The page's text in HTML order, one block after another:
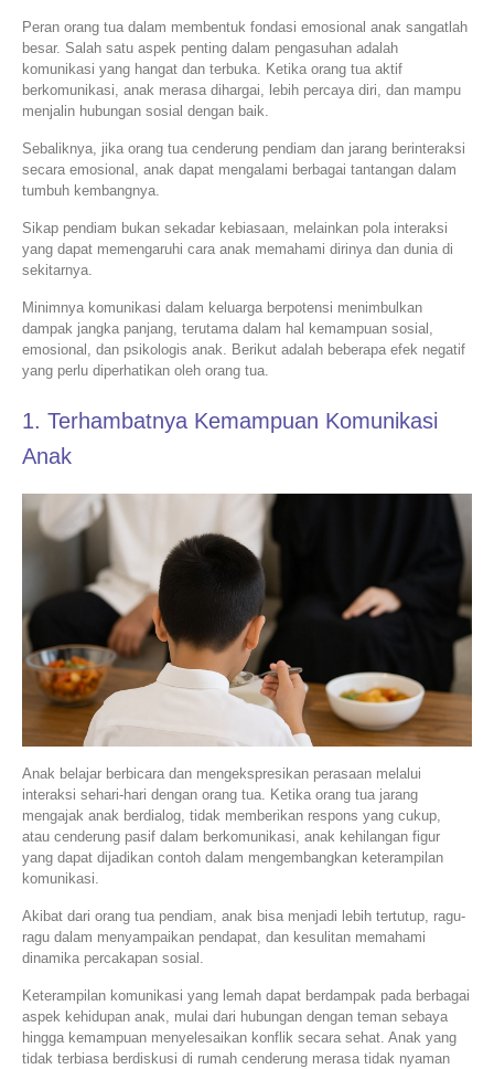
Peran orang tua dalam membentuk fondasi emosional anak sangatlah
besar. Salah satu aspek penting dalam pengasuhan adalah
komunikasi yang hangat dan terbuka. Ketika orang tua aktif
berkomunikasi, anak merasa dihargai, lebih percaya diri, dan mampu
menjalin hubungan sosial dengan baik.
Sebaliknya, jika orang tua cenderung pendiam dan jarang berinteraksi
secara emosional, anak dapat mengalami berbagai tantangan dalam
tumbuh kembangnya.
Sikap pendiam bukan sekadar kebiasaan, melainkan pola interaksi
yang dapat memengaruhi cara anak memahami dirinya dan dunia di
sekitarnya.
Minimnya komunikasi dalam keluarga berpotensi menimbulkan
dampak jangka panjang, terutama dalam hal kemampuan sosial,
emosional, dan psikologis anak. Berikut adalah beberapa efek negatif
yang perlu diperhatikan oleh orang tua.
1. Terhambatnya Kemampuan Komunikasi
Anak
Anak belajar berbicara dan mengekspresikan perasaan melalui
interaksi sehari-hari dengan orang tua. Ketika orang tua jarang
mengajak anak berdialog, tidak memberikan respons yang cukup,
atau cenderung pasif dalam berkomunikasi, anak kehilangan figur
yang dapat dijadikan contoh dalam mengembangkan keterampilan
komunikasi.
Akibat dari orang tua pendiam, anak bisa menjadi lebih tertutup, ragu-
ragu dalam menyampaikan pendapat, dan kesulitan memahami
dinamika percakapan sosial.
Keterampilan komunikasi yang lemah dapat berdampak pada berbagai
aspek kehidupan anak, mulai dari hubungan dengan teman sebaya
hingga kemampuan menyelesaikan konflik secara sehat. Anak yang
tidak terbiasa berdiskusi di rumah cenderung merasa tidak nyaman